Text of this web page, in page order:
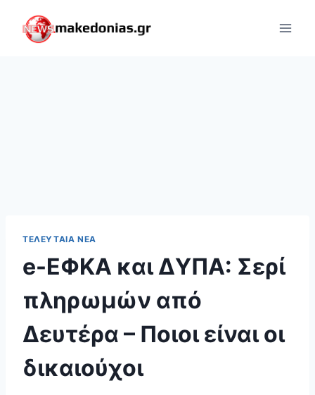
content
ΤΕΛΕΥΤΑΊΑ ΝΈΑ
e-ΕΦΚΑ και ΔΥΠΑ: Σερί
πληρωμών από
Δευτέρα – Ποιοι είναι οι
δικαιούχοι